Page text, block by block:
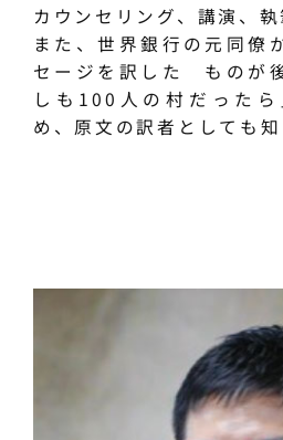
カウンセリング、講演、執
また、世界銀行の元同僚
セージを訳した ものが
しも100人の村だった
め、原文の訳者としても知